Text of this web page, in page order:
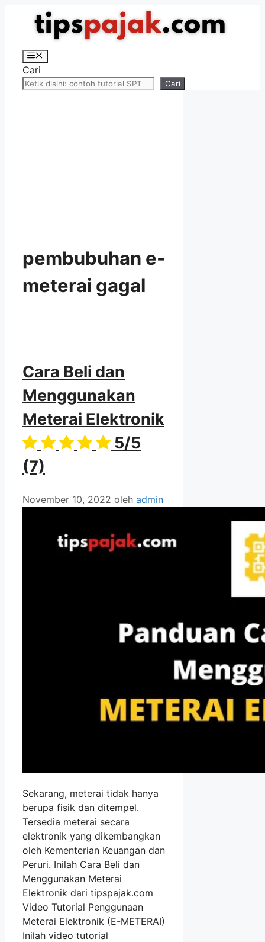
Langsung
Menu
Cari
Cari
pembubuhan e-
meterai gagal
Cara Beli dan
Menggunakan
Meterai Elektronik
5/5
(7)
November 10, 2022 oleh admin
Sekarang, meterai tidak hanya
berupa fisik dan ditempel.
Tersedia meterai secara
elektronik yang dikembangkan
oleh Kementerian Keuangan dan
Peruri. Inilah Cara Beli dan
Menggunakan Meterai
Elektronik dari tipspajak.com
Video Tutorial Penggunaan
Meterai Elektronik (E-METERAI)
Inilah video tutorial